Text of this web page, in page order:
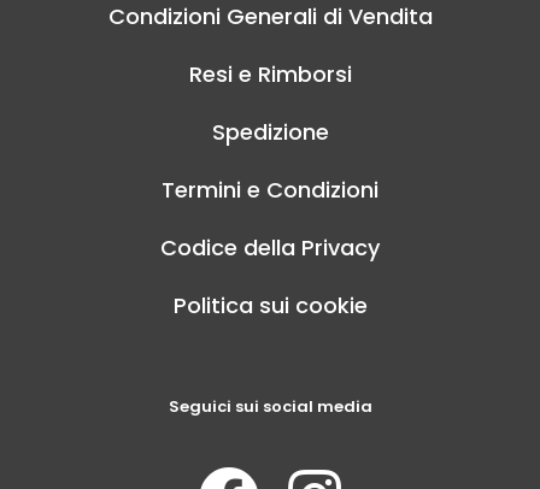
Condizioni Generali di Vendita
Resi e Rimborsi
Spedizione
Termini e Condizioni
Codice della Privacy
Politica sui cookie
Seguici sui social media